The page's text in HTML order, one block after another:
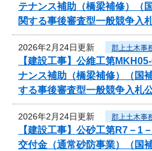
テナンス補助（橋梁補修）（
関する事後審査型一般競争入
2026年2月24日更新 郡上土木事
【建設工事】公維工第
ナンス補助（橋梁補修）（国
する事後審査型一般競争入札
2026年2月24日更新 郡上土木事
【建設工事】公砂工第R7－
交付金（通常砂防事業）（国